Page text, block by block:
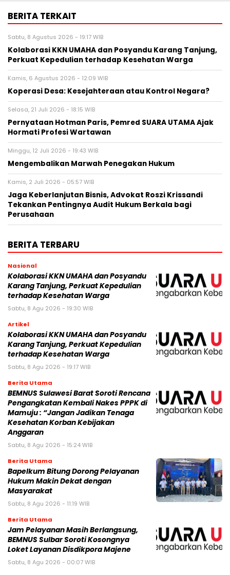
BERITA TERKAIT
Sabtu, 8 Agustus 2026 - 19:17 WIB
Kolaborasi KKN UMAHA dan Posyandu Karang Tanjung,
Perkuat Kepedulian terhadap Kesehatan Warga
Kamis, 6 Agustus 2026 - 12:09 WIB
Koperasi Desa: Kesejahteraan atau Kontrol Negara?
Selasa, 21 Juli 2026 - 18:15 WIB
Pernyataan Hotman Paris, Pemred SUARA UTAMA Ajak
Hormati Profesi Wartawan
Minggu, 12 Juli 2026 - 19:43 WIB
Mengembalikan Marwah Penegakan Hukum
Kamis, 2 Juli 2026 - 05:57 WIB
Jaga Keberlanjutan Bisnis, Advokat Roszi Krissandi
Tekankan Pentingnya Audit Hukum Berkala bagi
Perusahaan
BERITA TERBARU
Nasional
Kolaborasi KKN UMAHA dan Posyandu
Karang Tanjung, Perkuat Kepedulian
terhadap Kesehatan Warga
Sabtu, 8 Agu 2026 - 19:30 WIB
Artikel
Kolaborasi KKN UMAHA dan Posyandu
Karang Tanjung, Perkuat Kepedulian
terhadap Kesehatan Warga
Sabtu, 8 Agu 2026 - 19:17 WIB
Berita Utama
BEMNUS Sulawesi Barat Soroti Rencana
Pengangkatan Kembali Nakes PPPK di
Mamuju : “Jangan Jadikan Tenaga
Kesehatan Korban Kebijakan
Anggaran
Sabtu, 8 Agu 2026 - 15:24 WIB
Berita Utama
Bapelkum Bitung Dorong Pelayanan
Hukum Makin Dekat dengan
Masyarakat
Sabtu, 8 Agu 2026 - 11:19 WIB
Berita Utama
Jam Pelayanan Masih Berlangsung,
BEMNUS Sulbar Soroti Kosongnya
Loket Layanan Disdikpora Majene
Sabtu, 8 Agu 2026 - 00:07 WIB